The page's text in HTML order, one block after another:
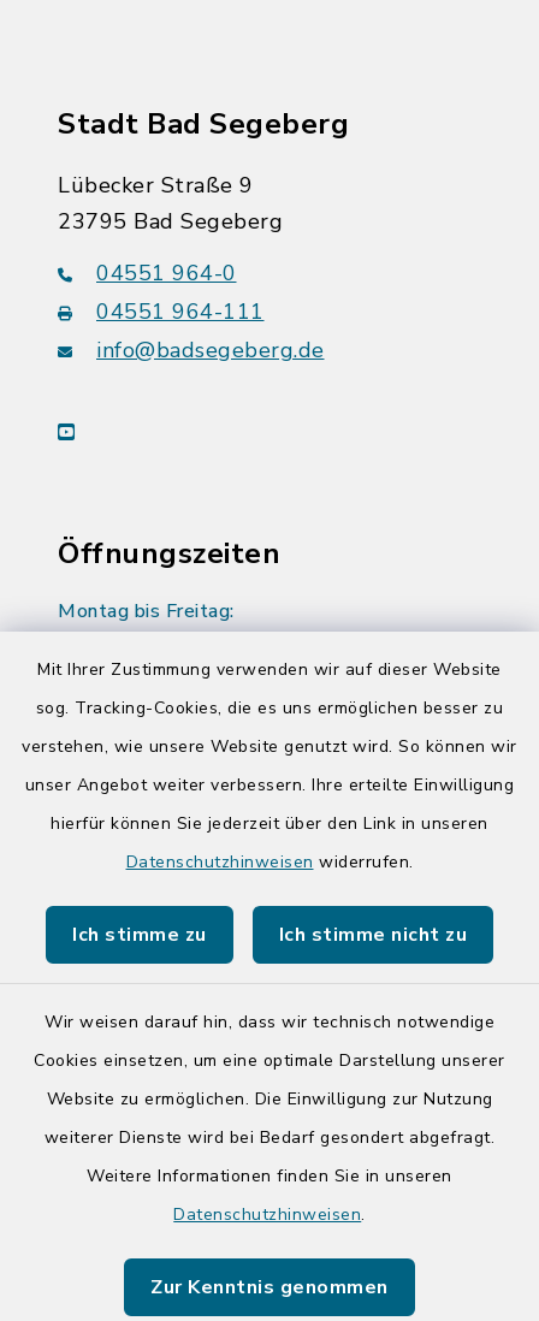
Mit Ihrer Zustimmung verwenden wir auf dieser Website
sog. Tracking-Cookies, die es uns ermöglichen besser zu
verstehen, wie unsere Website genutzt wird. So können wir
unser Angebot weiter verbessern. Ihre erteilte Einwilligung
hierfür können Sie jederzeit über den Link in unseren
Datenschutzhinweisen widerrufen.
Ich stimme zu Ich stimme nicht zu
Wir weisen darauf hin, dass wir technisch notwendige
Cookies einsetzen, um eine optimale Darstellung unserer
Website zu ermöglichen. Die Einwilligung zur Nutzung
weiterer Dienste wird bei Bedarf gesondert abgefragt.
Weitere Informationen finden Sie in unseren
Datenschutzhinweisen.
Zur Kenntnis genommen
Stadt Bad Segeberg
Lübecker Straße 9
23795 Bad Segeberg
04551 964-0
04551 964-111
info@badsegeberg.de
youtube
Öffnungszeiten
Montag bis Freitag:
Donnerstag zusätzlich:
14:00-17:00 Uhr
Quicklinks
Tourist-Info der Stadt Bad Segeberg
Barrierefreiheit
Impressum